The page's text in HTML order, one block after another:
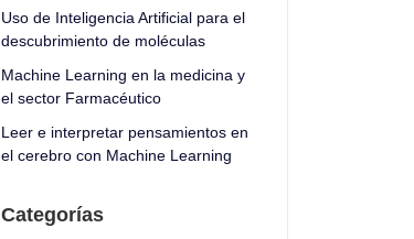
Uso de Inteligencia Artificial para el
descubrimiento de moléculas
Machine Learning en la medicina y
el sector Farmacéutico
Leer e interpretar pensamientos en
el cerebro con Machine Learning
Categorías